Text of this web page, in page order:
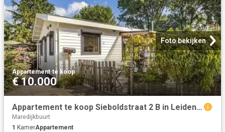
Foto bekijken
Appartement·te koop
€ 10.000
Appartement te koop Sieboldstraat 2 B in Leiden voor € 225.000
Maredijkbuurt
1 KamerAppartement